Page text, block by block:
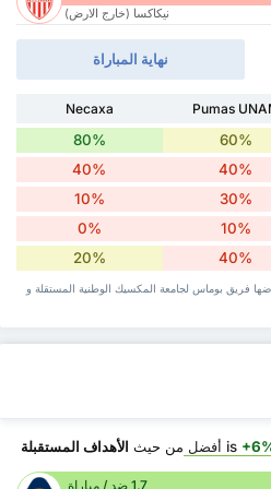
نيكاكسا (خارج الارض)
نهاية المباراة
Pumas
Necaxa
60%
80%
40%
40%
30%
10%
10%
0%
40%
20%
فريق بوماس لجامعة المكسيك الوطنية المستقلة و
أفضل من حيث الأهداف المستقبلة
1.7 ضد / مباراة